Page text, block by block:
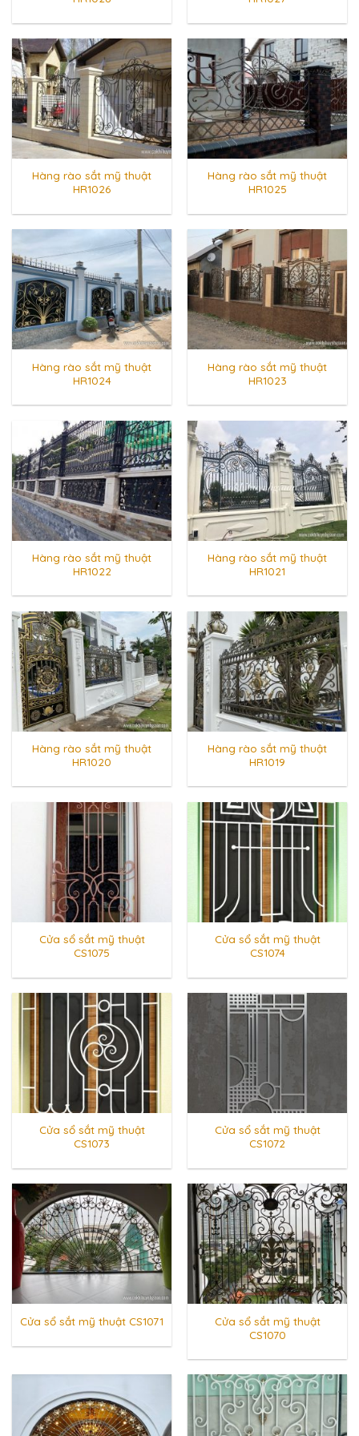
Hàng rào sắt mỹ thuật
HR1026
Hàng rào sắt mỹ thuật
HR1025
Hàng rào sắt mỹ thuật
HR1024
Hàng rào sắt mỹ thuật
HR1023
Hàng rào sắt mỹ thuật
HR1022
Hàng rào sắt mỹ thuật
HR1021
Hàng rào sắt mỹ thuật
HR1020
Hàng rào sắt mỹ thuật
HR1019
Cửa sổ sắt mỹ thuật
CS1075
Cửa sổ sắt mỹ thuật
CS1074
Cửa sổ sắt mỹ thuật
CS1073
Cửa sổ sắt mỹ thuật
CS1072
Cửa sổ sắt mỹ thuật CS1071
Cửa sổ sắt mỹ thuật
CS1070